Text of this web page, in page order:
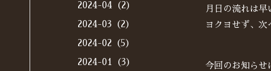
月日の流れは
ヨクヨせず、
今回のお知らせ
2024-04（2）
2024-03（2）
2024-02（5）
2024-01（3）